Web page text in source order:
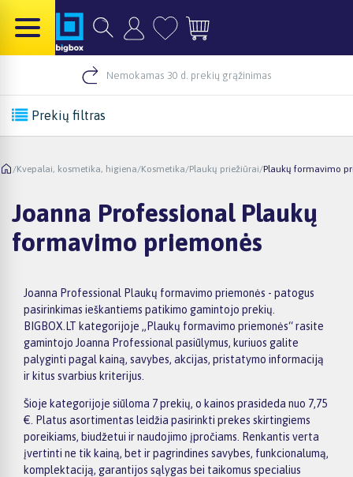
Nemokamas 30 d. prekių grąžinimas
Prekių filtras
/Kvepalai, kosmetika, higiena/Kosmetika/Plaukų priežiūrai/Plaukų formavimo
Joanna Professional Plaukų
formavimo priemonės
Joanna Professional Plaukų formavimo priemonės - patogus
pasirinkimas ieškantiems patikimo gamintojo prekių.
BIGBOX.LT kategorijoje „Plaukų formavimo priemonės“ rasite
gamintojo Joanna Professional pasiūlymus, kuriuos galite
palyginti pagal kainą, savybes, akcijas, pristatymo informaciją
ir kitus svarbius kriterijus.
Šioje kategorijoje siūloma 7 prekių, o kainos prasideda nuo 7,75
€. Platus asortimentas leidžia pasirinkti prekes skirtingiems
poreikiams, biudžetui ir naudojimo įpročiams. Renkantis verta
įvertinti ne tik kainą, bet ir pagrindines savybes, funkcionalumą,
komplektaciją, garantijos sąlygas bei taikomus specialius